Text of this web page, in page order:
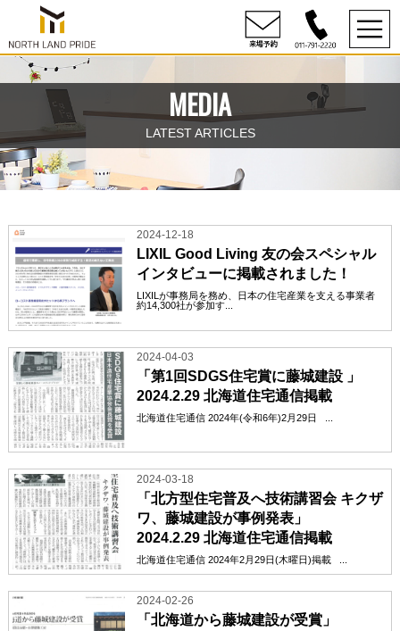
MEDIA
LATEST ARTICLES
2024-12-18
LIXIL Good Living 友の会スペシャル
インタビューに掲載されました！
LIXILが事務局を務め、日本の住宅産業を支える事業者
約14,300社が参加す...
2024-04-03
「第1回SDGS住宅賞に藤城建設 」
2024.2.29 北海道住宅通信掲載
北海道住宅通信 2024年(令和6年)2月29日 ...
2024-03-18
「北方型住宅普及へ技術講習会 キクザ
ワ、藤城建設が事例発表」
2024.2.29 北海道住宅通信掲載
北海道住宅通信 2024年2月29日(木曜日)掲載 ...
2024-02-26
「北海道から藤城建設が受賞」